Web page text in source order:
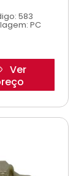
583
PC
Ver